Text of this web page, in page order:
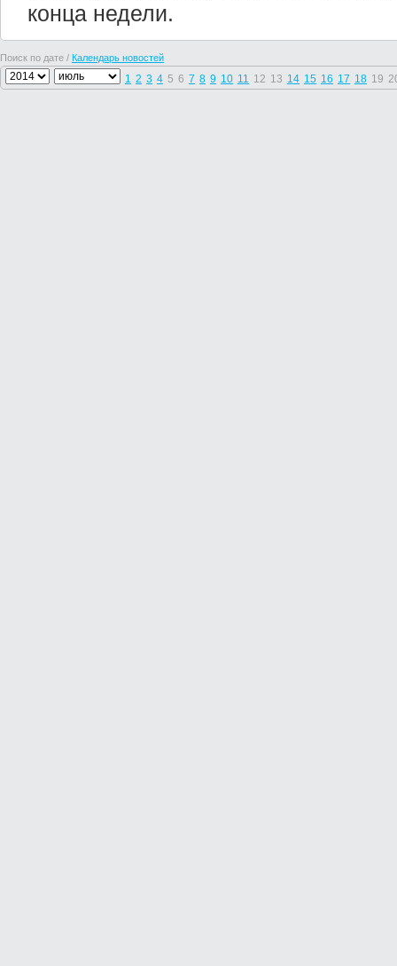
конца недели.
Поиск по дате / Календарь новостей
1 2 3 4 5 6 7 8 9 10 11 12 13 14 15 16 17 18 19